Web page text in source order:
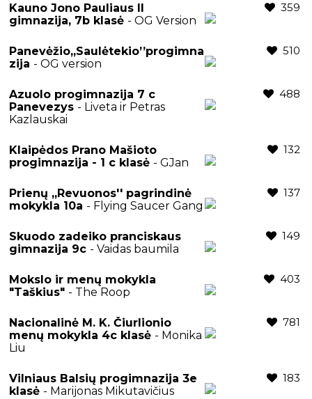
Kauno Jono Pauliaus II
gimnazija, 7b klasė - OG Version
359
Panevėžio,,Saulėtekio’’progimna
zija - OG version
510
Azuolo progimnazija 7 c
Panevezys - Liveta ir Petras
Kazlauskai
488
Klaipėdos Prano Mašioto
progimnazija - 1 c klasė - GJan
132
Prienų ,,Revuonos'' pagrindinė
mokykla 10a - Flying Saucer Gang
137
Skuodo zadeiko pranciskaus
gimnazija 9c - Vaidas baumila
149
Mokslo ir menų mokykla
"Taškius" - The Roop
403
Nacionalinė M. K. Čiurlionio
menų mokykla 4c klasė - Monika
Liu
781
Vilniaus Balsių progimnazija 3e
klasė - Marijonas Mikutavičius
183